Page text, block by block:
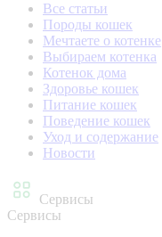
Все статьи
Породы кошек
Мечтаете о котенке
Выбираем котенка
Котенок дома
Здоровье кошек
Питание кошек
Поведение кошек
Уход и содержание
Новости
Сервисы
Сервисы